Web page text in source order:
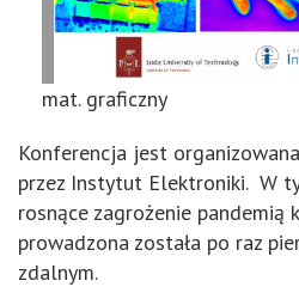
mat. graficzny
Konferencja jest
przez Instytut Elektroniki. W
rosnące zagrożenie pandemią
prowadzona została po raz
zdalnym.